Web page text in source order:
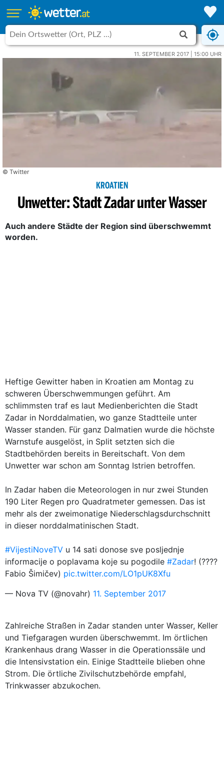
11. SEPTEMBER 2017 | 15:00 UHR
© Twitter
KROATIEN
Unwetter: Stadt Zadar unter Wasser
Auch andere Städte der Region sind überschwemmt
worden.
Heftige Gewitter haben in Kroatien am Montag zu
schweren Überschwemmungen geführt. Am
schlimmsten traf es laut Medienberichten die Stadt
Zadar in Norddalmatien, wo ganze Stadtteile unter
Wasser standen. Für ganz Dalmatien wurde die höchste
Warnstufe ausgelöst, in Split setzten sich die
Stadtbehörden bereits in Bereitschaft. Von dem
Unwetter war schon am Sonntag Istrien betroffen.
In Zadar haben die Meteorologen in nur zwei Stunden
190 Liter Regen pro Quadratmeter gemessen. Das ist
mehr als der zweimonatige Niederschlagsdurchschnitt
in dieser norddalmatinischen Stadt.
#VijestiNoveTV u 14 sati donose sve posljednje
informacije o poplavama koje su pogodile #Zadar! (????
Fabio Šimičev) pic.twitter.com/LO1pUK8Xfu
— Nova TV (@novahr) 11. September 2017
Zahlreiche Straßen in Zadar standen unter Wasser, Keller
und Tiefgaragen wurden überschwemmt. Im örtlichen
Krankenhaus drang Wasser in die Operationssäle und
die Intensivstation ein. Einige Stadtteile blieben ohne
Strom. Die örtliche Zivilschutzbehörde empfahl,
Trinkwasser abzukochen.